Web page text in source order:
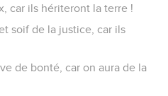
car ils hériteront la terre !
soif de la justice, car ils
de bonté, car on aura de la